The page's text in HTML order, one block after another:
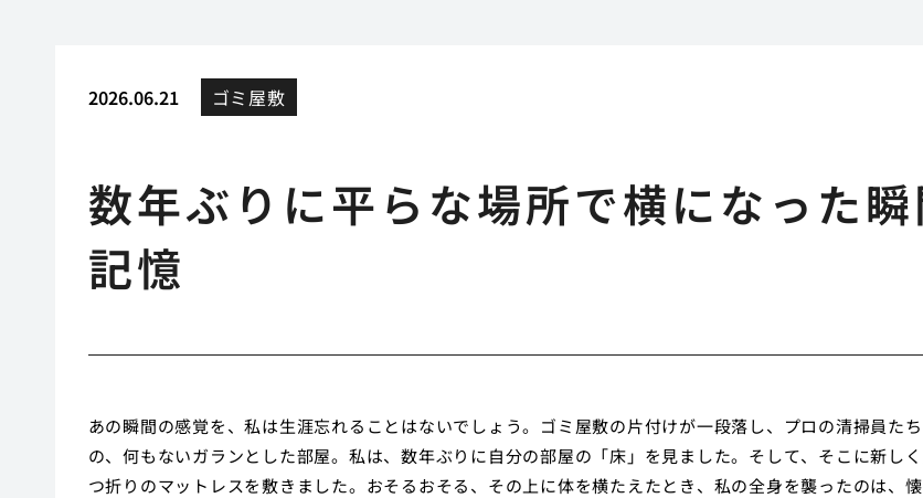
2026.06.21 ゴミ屋敷
数年ぶりに平らな場所で横になった瞬
記憶
あの瞬間の感覚を、私は生涯忘れることはないでしょう。ゴミ屋敷の片付けが一段落し、プロの清掃員た
の、何もないガランとした部屋。私は、数年ぶりに自分の部屋の「床」を見ました。そして、そこに新し
つ折りのマットレスを敷きました。おそるおそる、その上に体を横たえたとき、私の全身を襲ったのは、